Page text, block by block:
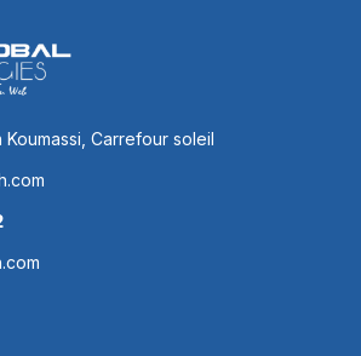
Carrefour soleil